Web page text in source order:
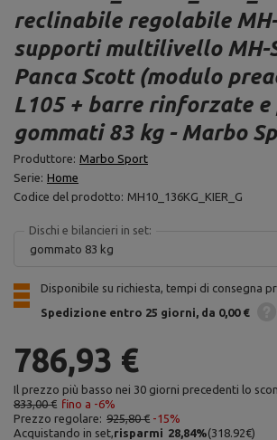
reclinabile regolabile
supporti multilivello MH-
Panca Scott (modulo
L105 + barre rinforzate e
gommati 83 kg - Marbo
Produttore: Marbo Sport
Serie: Home
Codice del prodotto: MH10_136KG_KIER_G
Dischi e bilancieri in set:
gommato 83 kg
Disponibile su richiesta, tempi di consegna
Spedizione entro 25 giorni da 0,00 €
786,93 €
Il prezzo più basso nei 30 giorni precedenti lo
833,00 € fino a -6%
Prezzo regolare: 925,80 € -15%
Acquistando in set,risparmi 28,84%(318.92€)